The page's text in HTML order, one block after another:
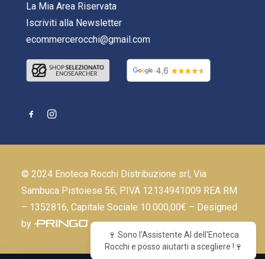
La Mia Area Riservata
Iscriviti alla Newsletter
ecommercerocchi@gmail.com
© 2024 Enoteca Rocchi Distribuzione srl, Via
Sambuca Pistoiese 56, P.IVA 12134941009 REA RM
– 1352816, Capitale Sociale 10.000,00€ – Designed
by
🍷 Sono l'Assistente AI dell'Enoteca
Rocchi e posso aiutarti a scegliere !🍷